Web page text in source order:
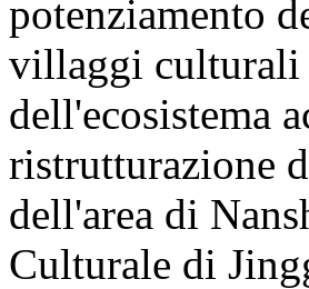
potenziamento
villaggi
dell'ecosistema
ristrutturazione
dell'area di
Culturale di